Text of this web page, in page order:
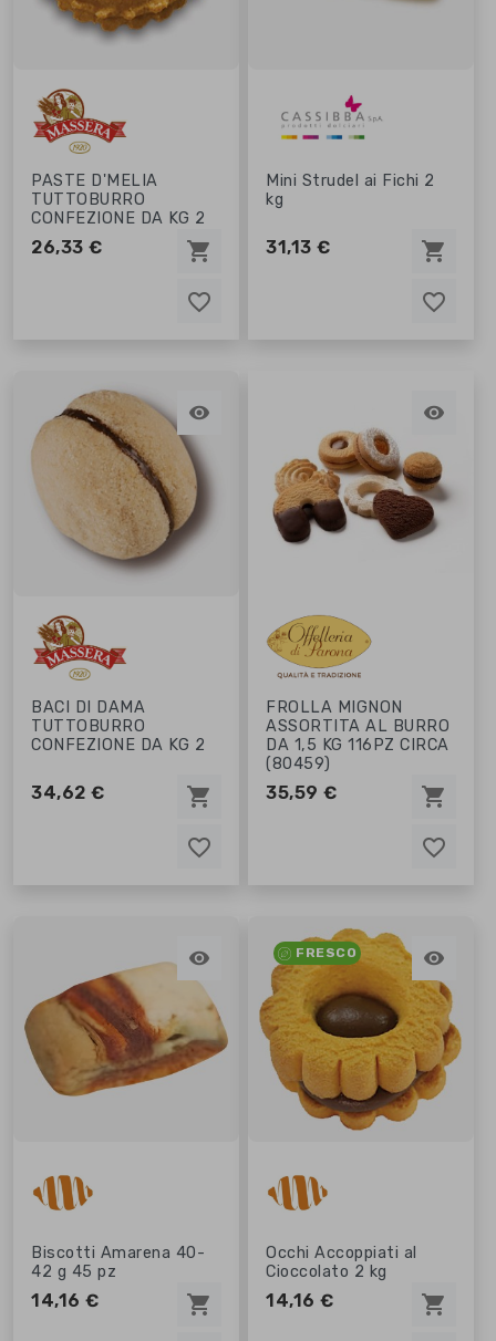
favorite_border
favorite_border
PASTE D'MELIA
TUTTOBURRO
CONFEZIONE DA KG 2
26,33 € shopping_cart
favorite_border
favorite_border
Mini Strudel ai Fichi 2
kg
31,13 € shopping_cart

favorite_border
favorite_border
BACI DI DAMA
TUTTOBURRO
CONFEZIONE DA KG 2
34,62 € shopping_cart

favorite_border
favorite_border
FROLLA MIGNON
ASSORTITA AL BURRO
DA 1,5 KG 116PZ CIRCA
(80459)
35,59 € shopping_cart

Biscotti Amarena 40-
42 g 45 pz
14,16 € shopping_cart
FRESCO 
Occhi Accoppiati al
Cioccolato 2 kg
14,16 € shopping_cart